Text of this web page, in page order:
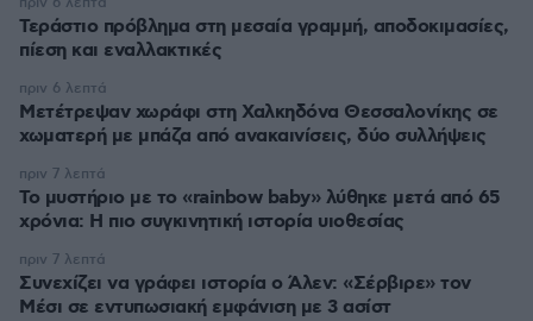
Τεράστιο πρόβλημα στη μεσαία γραμμή, αποδοκιμασίες,
πίεση και εναλλακτικές
Μετέτρεψαν χωράφι στη Χαλκηδόνα Θεσσαλονίκης σε
χωματερή με μπάζα από ανακαινίσεις, δύο συλλήψεις
πριν 6 λεπτά
Το μυστήριο με το «rainbow baby» λύθηκε μετά από 65
χρόνια: Η πιο συγκινητική ιστορία υιοθεσίας
πριν 7 λεπτά
Συνεχίζει να γράφει ιστορία ο Άλεν: «Σέρβιρε» τον
Μέσι σε εντυπωσιακή εμφάνιση με 3 ασίστ
πριν 7 λεπτά